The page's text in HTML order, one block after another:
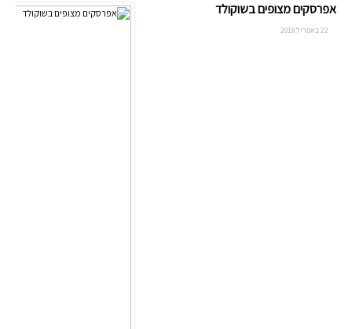
אפרסקים מצופים בשוקולד
22 באפריל 2018